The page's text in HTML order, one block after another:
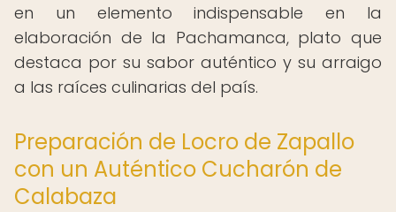
en un elemento indispensable en la
elaboración de la Pachamanca, plato que
destaca por su sabor auténtico y su arraigo
a las raíces culinarias del país.
Preparación de Locro de Zapallo
con un Auténtico Cucharón de
Calabaza